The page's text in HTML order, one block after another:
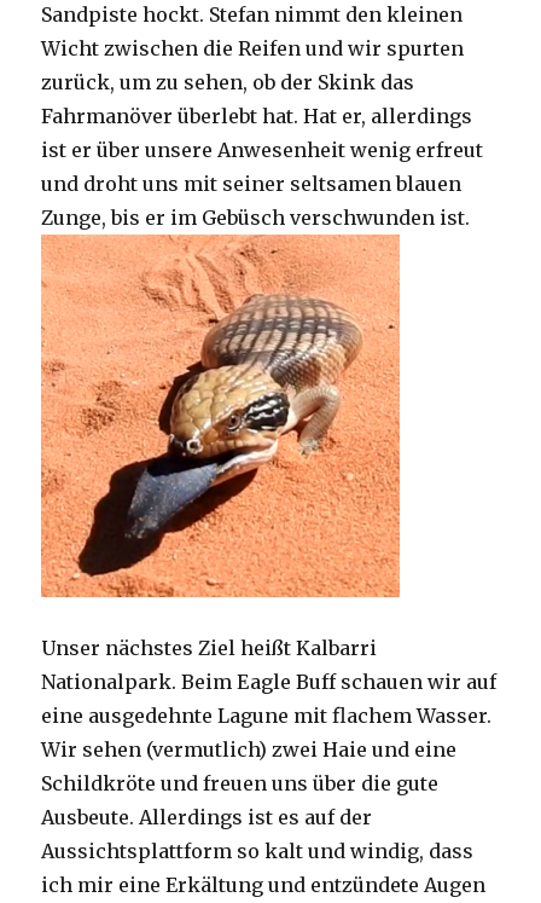
Sandpiste hockt. Stefan nimmt den kleinen
Wicht zwischen die Reifen und wir spurten
zurück, um zu sehen, ob der Skink das
Fahrmanöver überlebt hat. Hat er, allerdings
ist er über unsere Anwesenheit wenig erfreut
und droht uns mit seiner seltsamen blauen
Zunge, bis er im Gebüsch verschwunden ist.
Unser nächstes Ziel heißt Kalbarri
Nationalpark. Beim Eagle Buff schauen wir auf
eine ausgedehnte Lagune mit flachem Wasser.
Wir sehen (vermutlich) zwei Haie und eine
Schildkröte und freuen uns über die gute
Ausbeute. Allerdings ist es auf der
Aussichtsplattform so kalt und windig, dass
ich mir eine Erkältung und entzündete Augen